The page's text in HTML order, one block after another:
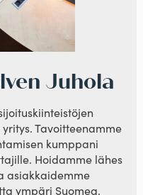
Juhola
Tavoitteenamme
kumppani
Hoidamme lähes
asiakkaidemme
ympäri Suomea.